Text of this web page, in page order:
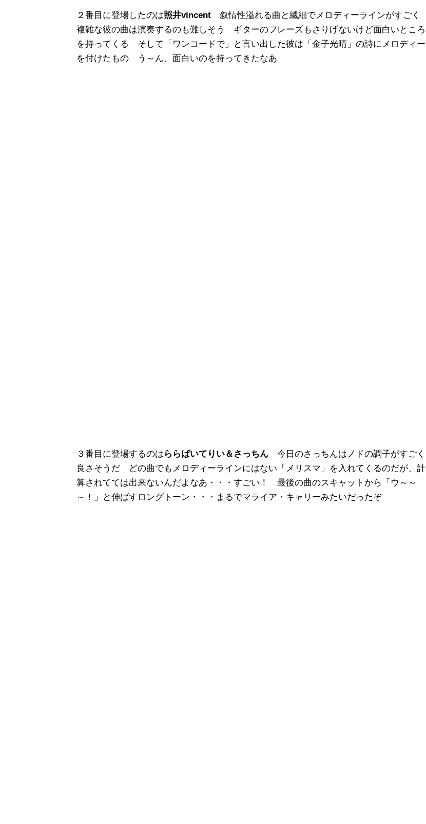
２番目に登場したのは照井vincent 叙情性溢れる曲と繊細でメロディーラインがすごく
複雑な彼の曲は演奏するのも難しそう ギターのフレーズもさりげないけど面白いところ
を持ってくる そして「ワンコードで」と言い出した彼は「金子光晴」の詩にメロディー
を付けたもの う～ん、面白いのを持ってきたなあ
３番目に登場するのは ららばいてりい＆さっちん 今日のさっちんはノドの調子がすごく
良さそうだ どの曲でもメロディーラインにはない「メリスマ」を入れてくるのだが、計
算されてては出来ないんだよなあ・・・すごい！ 最後の曲のスキャットから「ウ～～
～！」と伸ばすロングトーン・・・まるでマライア・キャリーみたいだったぞ